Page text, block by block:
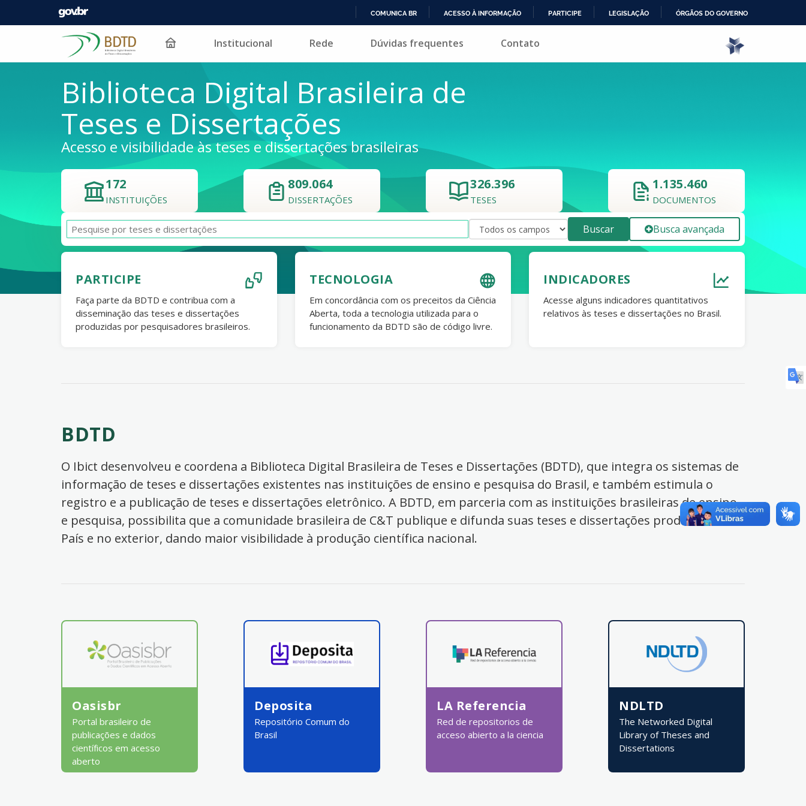
PARA
COMUNICA BR ACESSO À INFORMAÇÃO PARTICIPE LEGISLAÇÃO ÓRGÃOS DO GOVERNO
Pular para o conteúdo Institucional Rede Dúvidas frequentes Contato
Biblioteca Digital Brasileira de
Teses e Dissertações
Acesso e visibilidade às teses e dissertações brasileiras
172
INSTITUIÇÕES
809.064
DISSERTAÇÕES
326.396
TESES
1.135.460
DOCUMENTOS
Buscar Busca avançada
PARTICIPE
Faça parte da BDTD e contribua com a
disseminação das teses e dissertações
produzidas por pesquisadores brasileiros.
TECNOLOGIA
Em concordância com os preceitos da Ciência
Aberta, toda a tecnologia utilizada para o
funcionamento da BDTD são de código livre.
INDICADORES
Acesse alguns indicadores quantitativos
relativos às teses e dissertações no Brasil.
BDTD
O Ibict desenvolveu e coordena a Biblioteca Digital Brasileira de Teses e Dissertações (BDTD), que integra os sistemas de
informação de teses e dissertações existentes nas instituições de ensino e pesquisa do Brasil, e também estimula o
registro e a publicação de teses e dissertações eletrônico. A BDTD, em parceria com as instituições brasileiras de ensino
e pesquisa, possibilita que a comunidade brasileira de C&T publique e difunda suas teses e dissertações produzidas no
País e no exterior, dando maior visibilidade à produção científica nacional.
Oasisbr
Portal brasileiro de
publicações e dados
científicos em acesso
aberto
Deposita
Repositório Comum do
Brasil
LA Referencia
Red de repositorios de
acceso abierto a la ciencia
NDLTD
The Networked Digital
Library of Theses and
Dissertations